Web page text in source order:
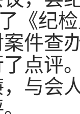
《纪
件查
点评
与会